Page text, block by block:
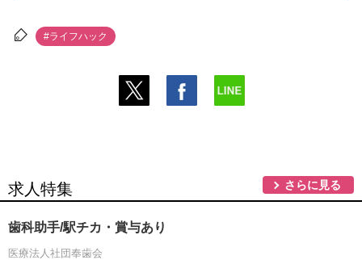
#ライフハック
求人特集 さらに見る
歯科助手/駅チカ・賞与あり
医療法人社団奉歯会